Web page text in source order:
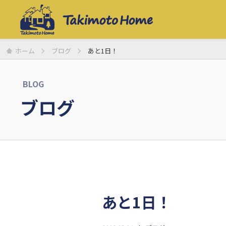
ホーム ブログ あと1日！
BLOG
ブログ
あと1日！